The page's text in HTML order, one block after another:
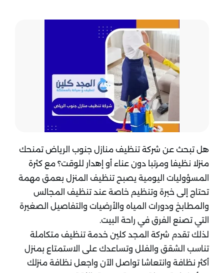
هل تبحث عن شركة تنظيف منازل جنوب الرياض تمنحك
منزلا نظيفا ومرتبا دون عناء أو إهدار للوقت؟ مع كثرة
المسؤوليات اليومية يصبح تنظيف المنزل بعمق مهمة
تحتاج إلى خبرة وتنظيم خاصة عند تنظيف المجالس
والمطابخ ودورات المياه والأرضيات والتفاصيل الصغيرة
التي تصنع الفرق في راحة البيت.
لذلك تقدم شركة المجد كلين خدمة تنظيف متكاملة
تناسب الشقق والفلل وتساعدك على الاستمتاع بمنزل
أكثر نظافة وانتعاشا تواصل الآن واجعل نظافة منزلك